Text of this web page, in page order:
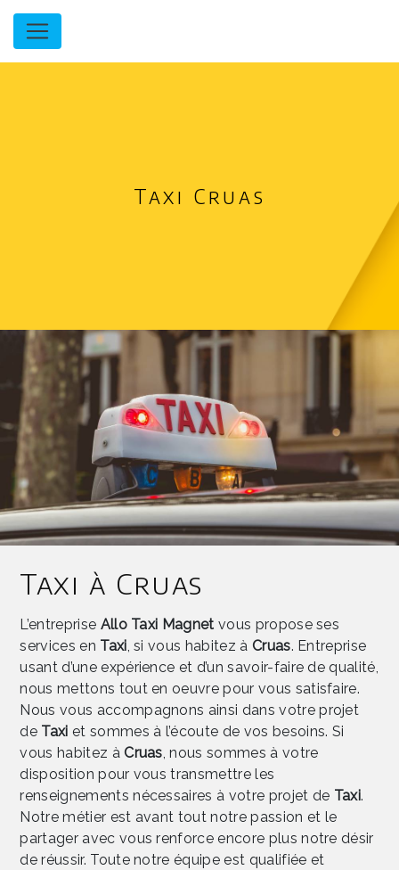
Panneau de gestion des cookies
Taxi Cruas
Taxi à Cruas
L’entreprise Allo Taxi Magnet vous propose ses
services en Taxi , si vous habitez à Cruas. Entreprise
usant d’une expérience et d’un savoir-faire de qualité,
nous mettons tout en oeuvre pour vous satisfaire.
Nous vous accompagnons ainsi dans votre projet
de Taxi et sommes à l’écoute de vos besoins. Si
vous habitez àCruas , nous sommes à votre
disposition pour vous transmettre les
renseignements nécessaires à votre projet de Taxi.
Notre métier est avant tout notre passion et le
partager avec vous renforce encore plus notre désir
de réussir. Toute notre équipe est qualifiée et